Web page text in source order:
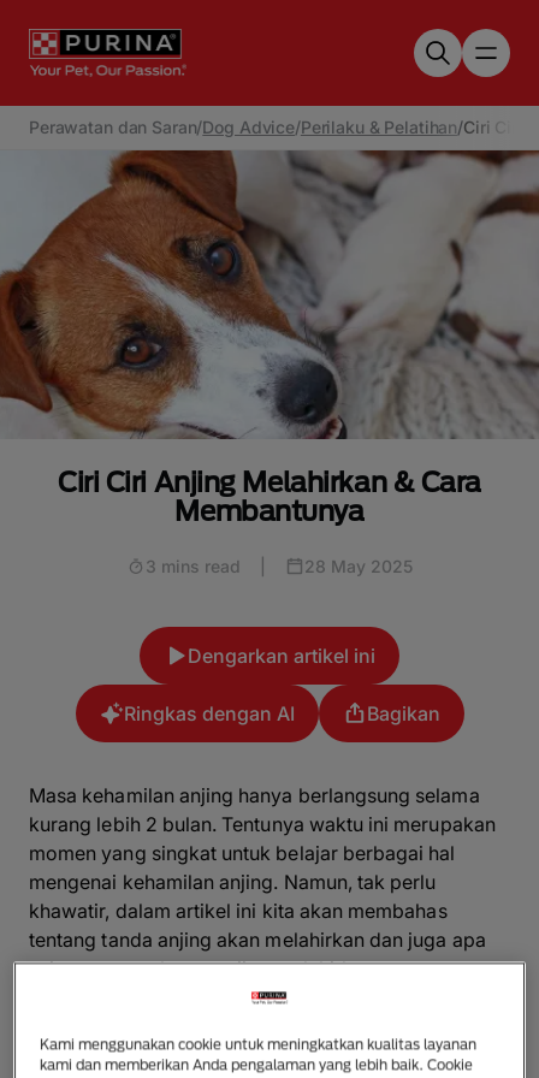
Perawatan dan Saran/Dog Advice/Perilaku & Pelatihan/Ciri Ciri
Ciri Ciri Anjing Melahirkan & Cara
Membantunya
3 mins read 28 May 2025
Dengarkan artikel ini
Ringkas dengan AI Bagikan
Masa kehamilan anjing hanya berlangsung selama
kurang lebih 2 bulan. Tentunya waktu ini merupakan
momen yang singkat untuk belajar berbagai hal
mengenai kehamilan anjing. Namun, tak perlu
khawatir, dalam artikel ini kita akan membahas
tentang tanda anjing akan melahirkan dan juga apa
saja cara membantu anjing melahirkan.
Kami menggunakan cookie untuk meningkatkan kualitas layanan
kami dan memberikan Anda pengalaman yang lebih baik. Cookie